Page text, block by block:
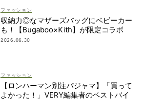
ファッション
収納力◎なマザーズバッグにベビーカー
も！【Bugaboo×Kith】が限定コラボ
2026.06.30
ファッション
【ロンハーマン別注パジャマ】「買って
よかった！」VERY編集者のベストバイ